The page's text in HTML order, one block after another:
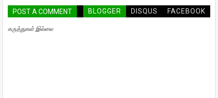
POST A COMMENT BLOGGER DISQUS FACEBOOK
கருத்துகள் இல்லை